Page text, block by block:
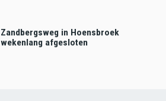
Zandbergsweg in Hoensbroek
wekenlang afgesloten